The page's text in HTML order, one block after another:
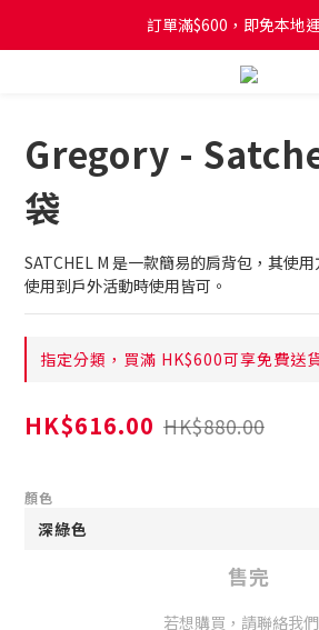
訂單滿$600，即免本地
訂單滿$600，即免本地
全新網店會員制度! 2%消費回贈! 買1蚊
Gregory -
袋
SATCHEL M 是一款簡易的肩背包，其使
使用到戶外活動時使用皆可。
指定分類，買滿 HK$600可享免費送
HK$616.00 HK$880.00
顏色
售完
若想購買，請聯絡我們